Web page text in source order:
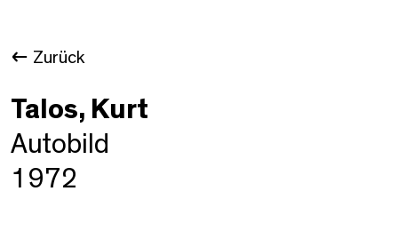
Zurück
Talos, Kurt
Autobild
1972